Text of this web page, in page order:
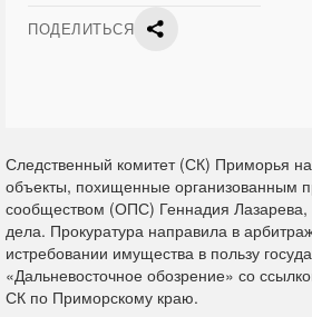
ПОДЕЛИТЬСЯ
Следственный комитет (СК) Приморья
объекты, похищенные организованным
сообществом (ОПС) Геннадия Лазарева,
дела. Прокуратура направила в
истребовании имущества в пользу
«Дальневосточное обозрение» со
СК по Приморскому краю.